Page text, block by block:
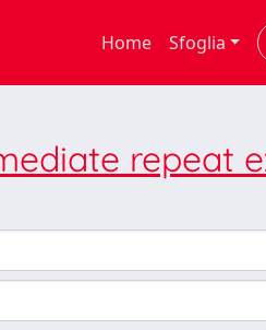
Home Sfoglia
repeat